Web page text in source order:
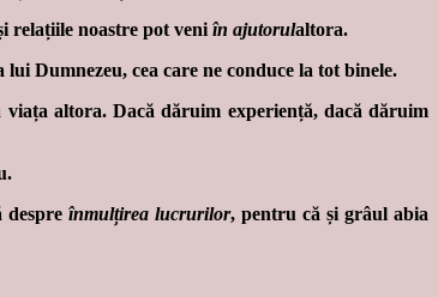
relațiile noastre pot veni în ajutorulaltora.
Dumnezeu, cea care ne conduce la tot binele.
altora. Dacă dăruim experiență, dacă dăruim
despreînmulțirea lucrurilor, pentru că și grâul abia